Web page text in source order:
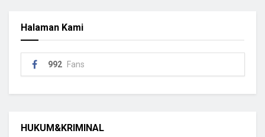
Halaman Kami
992 Fans
HUKUM&KRIMINAL